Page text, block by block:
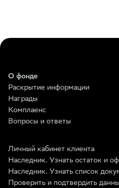
О фонде
Раскрытие информации
Награды
Комплаенс
Вопросы и ответы
Личный кабинет клиента
Наследник. Узнать остаток и
Наследник. Узнать список
Проверить и подтвердить